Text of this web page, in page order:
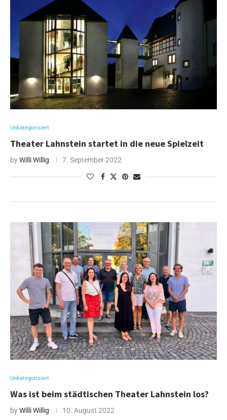
Unkategorisiert
Theater Lahnstein startet in die neue Spielzeit
byWilli Willig 7. September 2022
Unkategorisiert
Was ist beim städtischen Theater Lahnstein los?
byWilli Willig 10. August 2022